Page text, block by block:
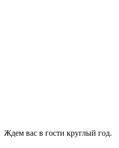
Ждем вас в гости круглый год.